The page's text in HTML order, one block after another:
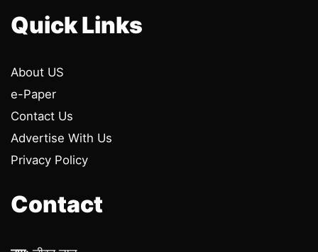
Quick Links
About US
e-Paper
Contact Us
Advertise With Us
Privacy Policy
Contact